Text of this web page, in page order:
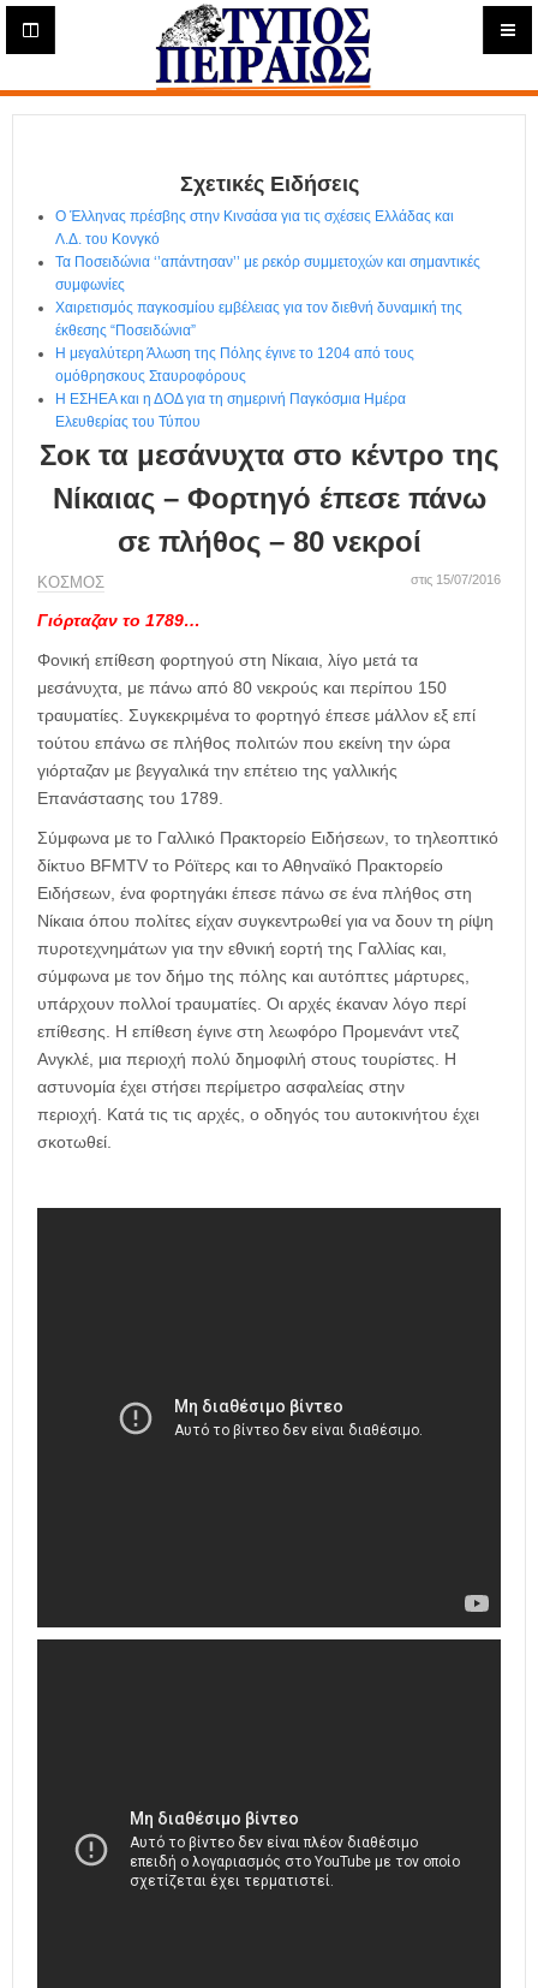
Η
ε
ρ
Σχετικές Ειδήσεις
Ο Έλληνας πρέσβης στην Κινσάσα για τις σχέσεις Ελλάδας και
Λ.Δ. του Κονγκό
Τα Ποσειδώνια ‘’απάντησαν’’ με ρεκόρ συμμετοχών και σημαντικές
συμφωνίες
Χαιρετισμός παγκοσμίου εμβέλειας για τον διεθνή δυναμική της
έκθεσης “Ποσειδώνια”
Η μεγαλύτερη Άλωση της Πόλης έγινε το 1204 από τους
ομόθρησκους Σταυροφόρους
Η ΕΣΗΕΑ και η ΔΟΔ για τη σημερινή Παγκόσμια Ημέρα
Ελευθερίας του Τύπου
Σοκ τα μεσάνυχτα στο κέντρο της
Νίκαιας – Φορτηγό έπεσε πάνω
σε πλήθος – 80 νεκροί
ΚΟΣΜΟΣ στις 15/07/2016
Γιόρταζαν το 1789…
Φονική επίθεση φορτηγού στη Νίκαια, λίγο μετά τα
μεσάνυχτα, με πάνω από 80 νεκρούς και περίπου 150
τραυματίες. Συγκεκριμένα το φορτηγό έπεσε μάλλον εξ επί
τούτου επάνω σε πλήθος πολιτών που εκείνη την ώρα
γιόρταζαν με βεγγαλικά την επέτειο της γαλλικής
Επανάστασης του 1789.
Σύμφωνα με το Γαλλικό Πρακτορείο Ειδήσεων, το τηλεοπτικό
δίκτυο BFMTV το Ρόϊτερς και το Αθηναϊκό Πρακτορείο
Ειδήσεων, ένα φορτηγάκι έπεσε πάνω σε ένα πλήθος στη
Νίκαια όπου πολίτες είχαν συγκεντρωθεί για να δουν τη ρίψη
πυροτεχνημάτων για την εθνική εορτή της Γαλλίας και,
σύμφωνα με τον δήμο της πόλης και αυτόπτες μάρτυρες,
υπάρχουν πολλοί τραυματίες. Οι αρχές έκαναν λόγο περί
επίθεσης. Η επίθεση έγινε στη λεωφόρο Προμενάντ ντεζ
Ανγκλέ, μια περιοχή πολύ δημοφιλή στους τουρίστες. Η
αστυνομία έχει στήσει περίμετρο ασφαλείας στην
περιοχή. Κατά τις τις αρχές, ο οδηγός του αυτοκινήτου έχει
σκοτωθεί.